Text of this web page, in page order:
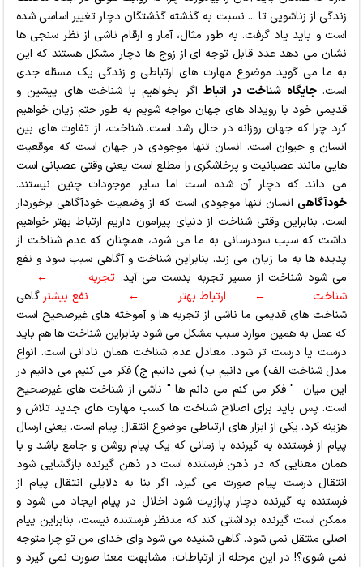
زندگي از زناشويي تا ... نسبت به گذشته گذشتگان دچار تغيير اساسي شده
است و بايد ياد گرفت. به طور مثال، آمار و ارقام ناشي از نظر سنجي ها
نشان مي دهد عدد قابل توجه اي از زوج ها دچار مشكل هستند كه اين
به ما مي گويد موضوع مهارت هاي ارتباطي و زندگي يك مسئله جدي
است.جایگاه شناخت در اتباطاگر بخواهيم با شناخت هاي پيشين و
قديمي خود با رويداد هاي جهان مواجه شويم به طور حتم زيان خواهيم
كرد چرا كه جهان روزانه در حال رشد است. شناخت، از تفاوت های بين
انسان و حيوان است. انسان تنها موجودي در جهان است كه موقعيت
هايي مانند عصبانيت و پرخاشگري را مطلع است يعني وقتي عصباني است
مي داند كه دچار آن شده است اما ساير موجودات چنين نيستند.
خودآگاهي انسان تنها موجودي است كه از وضعيت خودآگاهي برخوردار
است. بنابراين وقتي شناخت از دنياي پيرامون داريم ارتباط بهتر خواهيم
داشت كه سبب سودرساني به ما مي شود، همچنان كه عدم شناخت از
پديده ها به ما زيان مي زند. بنابراين شناخت و آگاهي سبب سود و نفع
مي شود شناخت از مسير تجربه بدست مي آيد. تجربه ←
شناخت ← ارتباط بهتر ← نفع بيشتر گاهي
شناخت هاي قديمي ما ناشي از تجربه ها و آموخته هاي غيرصحيح است
كه عمل به همين موارد سبب مشكل مي شود بنابراين شناخت ها هم بايد
درست يا درست تر شود. معادل عدم شناخت همان ناداني است. انواع
مدل شناخت الف) مي دانيم ب) نمي دانيم ج) فكر مي كنيم مي دانيم در
اين ميان " فكر مي كنم مي دانم ها " ناشي از شناخت هاي غیرصحیح
است. پس بايد براي اصلاح شناخت ها كسب مهارت هاي جديد تلاش و
هزينه كرد. يكي از ابزار هاي ارتباطي موضوع انتقال پيام است. يعني ارسال
پيام از فرستنده به گيرنده با زماني كه يك پيام روشن و جامع باشد و با
همان معنايي كه در ذهن فرستنده است در ذهن گيرنده بازگشايي شود
انتقال درست پیام صورت مي گيرد. اگر بنا به دلايلي انتقال پيام از
فرستنده به گيرنده دچار پارازيت شود اخلال در پيام ايجاد مي شود و
ممكن است گيرنده برداشتي كند كه مدنظر فرستنده نيست، بنابراين پيام
اصلي منتقل نمي شود. گاهي شنيده مي شود واي خداي من تو چرا متوجه
نمي شوي؟! در اين مرحله از ارتباطات، مشابهت معنا صورت نمي گيرد و